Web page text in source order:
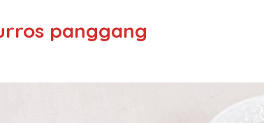
panggang